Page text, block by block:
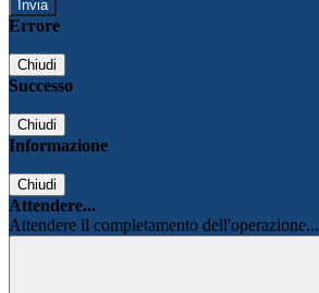
Errore
Chiudi
Successo
Chiudi
Informazione
Chiudi
Attendere...
Attendere il completamento dell'operazione...